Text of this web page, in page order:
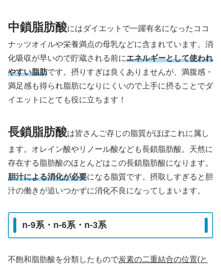
中鎖脂肪酸にはダイエットで一躍有名になったココ
ナッツオイルや栄養満点の母乳などに含まれています。消
化吸収が早いので貯蔵される前にエネルギーとして使われ
やすい脂肪です。摂りすぎは良くありませんが、満腹感・
満足感も得られ脂肪になりにくいので上手に摂ることでダ
イエットにとても役に立ちます！
長鎖脂肪酸は皆さんご存じの脂質がほぼこれに属し
ます。オレイン酸やリノール酸なども長鎖脂肪酸。天然に
存在する脂肪酸のほとんどはこの長鎖脂肪酸になります。
胆汁による消化が必要になる脂質です。摂取しすぎると胆
汁の働きが追いつかずに消化不良になってしまいます。
n-9系・n-6系・n-3系
不飽和脂肪酸を分類したもので炭素の二重結合の位置(と